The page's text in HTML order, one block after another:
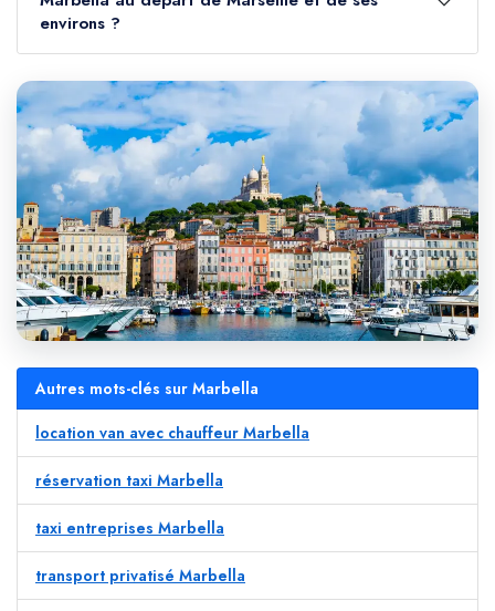
environs ?
Autres mots-clés sur Marbella
location van avec chauffeur Marbella
réservation taxi Marbella
taxi entreprises Marbella
transport privatisé Marbella